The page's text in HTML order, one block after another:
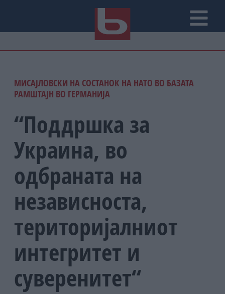
МИСАЈЛОВСКИ НА СОСТАНОК НА НАТО ВО БАЗАТА
РАМШТАЈН ВО ГЕРМАНИЈА
“Поддршка за
Украина, во
одбраната на
независноста,
територијалниот
интегритет и
суверенитет“